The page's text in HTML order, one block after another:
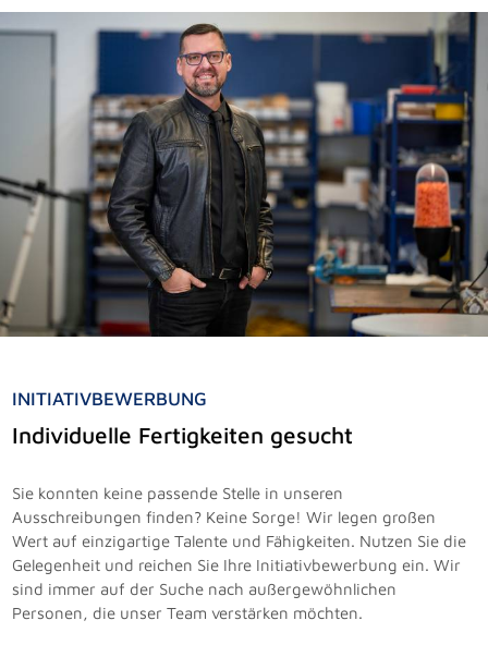
INITIATIVBEWERBUNG
Individuelle Fertigkeiten gesucht
Sie konnten keine passende Stelle in unseren
Ausschreibungen finden? Keine Sorge! Wir legen großen
Wert auf einzigartige Talente und Fähigkeiten. Nutzen Sie die
Gelegenheit und reichen Sie Ihre Initiativbewerbung ein. Wir
sind immer auf der Suche nach außergewöhnlichen
Personen, die unser Team verstärken möchten.